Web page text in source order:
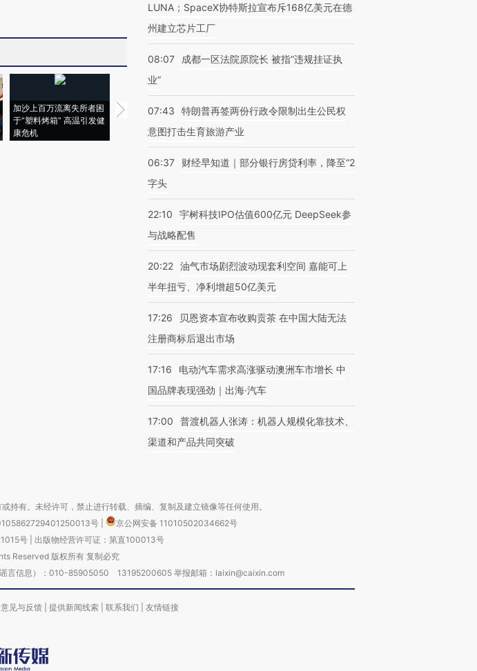
加沙上百万流离失所者困
于“塑料烤箱” 高温引发健
康危机
视线｜HYROX的吸金
心“花钱找虐”？
马航飞行员跨国走私7万
毒品
视线｜被称为“蟑螂”的印
LUNA；SpaceX协特斯拉宣布斥168亿美元在德
州建立芯片工厂
08:07
成都一区法院原院长 被指“违规挂证执
业”
07:43
特朗普再签两份行政令限制出生公民权
意图打击生育旅游产业
06:37
财经早知道｜部分银行房贷利率，降至“2
字头
22:10
宇树科技IPO估值600亿元 DeepSeek参
与战略配售
20:22 油气市场剧烈波动现套利空间 嘉能可上
半年扭亏、净利增超50亿美元
17:26
贝恩资本宣布收购贡茶 在中国大陆无法
注册商标后退出市场
17:16
电动汽车需求高涨驱动澳洲车市增长 中
国品牌表现强劲｜出海·汽车
17:00
普渡机器人张涛：机器人规模化靠技术、
渠道和产品共同突破
持有。未经许可，禁止进行转载、摘编、复制及建立镜像等任何使用。
号
京公网安备 11010502034662号
号| 出版物经营许可证：第直100013号
Reserved 版权所有 复制必究
谣言信息）：010-85905050 13195200605 举报邮箱：laixin@caixin.com
意见与反馈 提供新闻线索 联系我们 友情链接